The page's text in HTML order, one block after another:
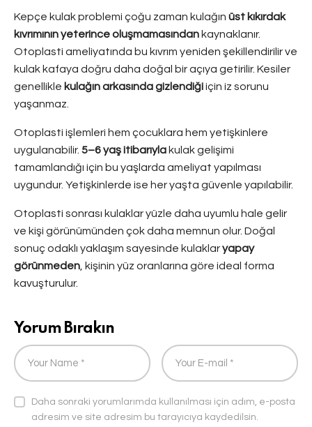
Kepçe kulak problemi çoğu zaman kulağın üst kıkırdak
kıvrımının yeterince oluşmamasından kaynaklanır.
Otoplasti ameliyatında bu kıvrım yeniden şekillendirilir ve
kulak kafaya doğru daha doğal bir açıya getirilir. Kesiler
genellikle kulağın arkasında gizlendiğiiçin iz sorunu
yaşanmaz.
Otoplasti işlemleri hem çocuklara hem yetişkinlere
uygulanabilir. 5–6 yaş itibarıyla kulak gelişimi
tamamlandığı için bu yaşlarda ameliyat yapılması
uygundur. Yetişkinlerde ise her yaşta güvenle yapılabilir.
Otoplasti sonrası kulaklar yüzle daha uyumlu hale gelir
ve kişi görünümünden çok daha memnun olur. Doğal
sonuç odaklı yaklaşım sayesinde kulaklaryapay
görünmeden , kişinin yüz oranlarına göre ideal forma
kavuşturulur.
Yorum Bırakın
Daha sonraki yorumlarımda kullanılması için adım, e-posta
adresim ve site adresim bu tarayıcıya kaydedilsin.